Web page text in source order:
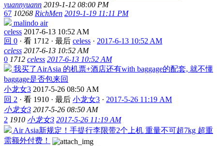
yuannyuann 2019-1-12 08:00 PM
67 10268 RichMen 2019-1-19 11:11 PM
malindo air
celess 2017-6-13 10:52 AM
回 0 · 看 1712 · 最后 celess · 2017-6-13 10:52 AM
celess 2017-6-13 10:52 AM
0 1712 celess 2017-6-13 10:52 AM
我买了AirAsia 的机票+酒店还有with baggage的配套, 就不懂
baggage是否包来回
小龙女3 2017-5-26 08:50 AM
回 2 · 看 1910 · 最后 小龙女3 · 2017-5-26 11:19 AM
小龙女3 2017-5-26 08:50 AM
2 1910 小龙女3 2017-5-26 11:19 AM
Air Asia新规定！手提行李限带2个上机 重量不可超7kg 超重
需额外付费！